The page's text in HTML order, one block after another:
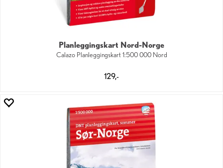
Planleggingskart Nord-Norge
Calazo Planleggingskart 1:500 000 Nord
129,-